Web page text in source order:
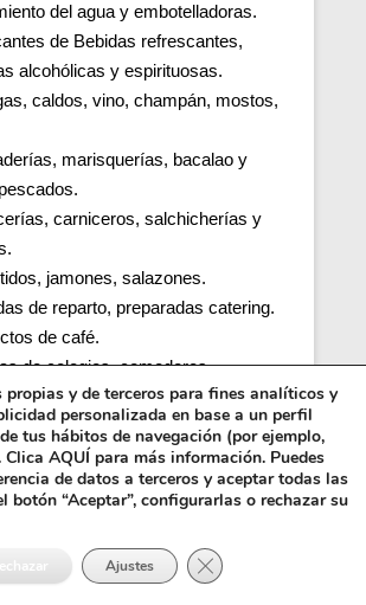
del agua y embotelladoras.
de Bebidas refrescantes,
alcohólicas y espirituosas.
caldos, vino, champán, mostos,
marisquerías, bacalao y
carniceros, salchicherías y
jamones, salazones.
de reparto, preparadas catering.
de café.
de colegios, comedores
guarderías, parvularios.
y comedores de residencias de
(tercera edad).
obrador y comedor de hospitales y
alimentos, transporte y
y de terceros para fines analíticos y
personalizada en base a un perfil
tus hábitos de navegación (por ejemplo,
AQUÍ para más información. Puedes
de datos a terceros y aceptar todas las
botón “Aceptar”, configurarlas o rechazar su
Ajustes Cerrar el banner de